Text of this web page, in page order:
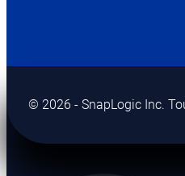
© 2026 - SnapLogic Inc.